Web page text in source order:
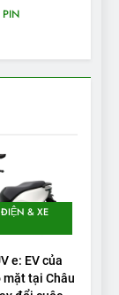
lần
với pin
dặm
vi
& XE
e: EV của
mặt tại Châu